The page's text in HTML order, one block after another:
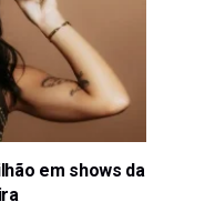
em shows da